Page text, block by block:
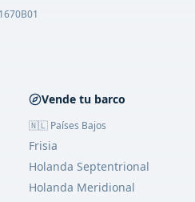
Vende tu barco
🇳🇱 Países Bajos
Frisia
Holanda Septentrional
Holanda Meridional